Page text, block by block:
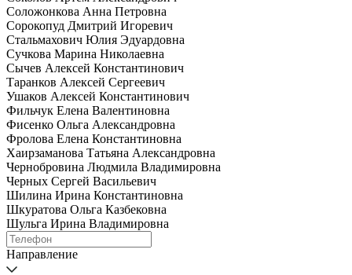
Соложонкова Анна Петровна
Сорокопуд Дмитрий Игоревич
Стальмахович Юлия Эдуардовна
Сучкова Марина Николаевна
Сычев Алексей Константинович
Таранков Алексей Сергеевич
Ушаков Алексей Константинович
Фильчук Елена Валентиновна
Фисенко Ольга Александровна
Фролова Елена Константиновна
Хаирзаманова Татьяна Александровна
Чернобровина Людмила Владимировна
Черных Сергей Васильевич
Шилина Ирина Константиновна
Шкуратова Ольга Казбековна
Шульга Ирина Владимировна
Направление